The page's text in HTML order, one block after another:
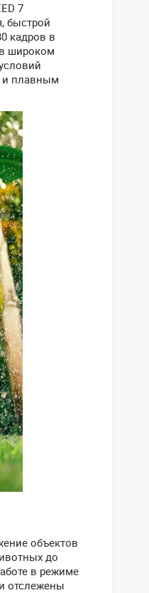
7
быстрой
кадров в
в широком
и плавным
объектов
до
в режиме
отслежены